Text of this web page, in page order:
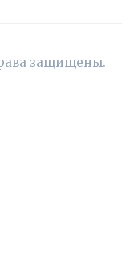
защищены.